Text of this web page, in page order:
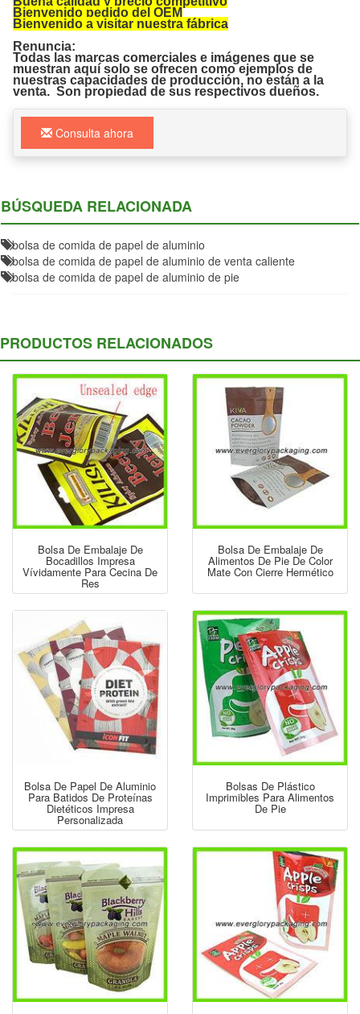
Bienvenido pedido del OEM
Bienvenido a visitar nuestra fábrica
Renuncia:
Todas las marcas comerciales e imágenes que se
muestran aquí solo se ofrecen como ejemplos de
nuestras capacidades de producción, no están a la
venta. Son propiedad de sus respectivos dueños.
Consulta ahora
BÚSQUEDA RELACIONADA
bolsa de comida de papel de aluminio
bolsa de comida de papel de aluminio de venta caliente
bolsa de comida de papel de aluminio de pie
PRODUCTOS RELACIONADOS
Bolsa De Embalaje De
Bocadillos Impresa
Vívidamente Para Cecina De
Res
Bolsa De Embalaje De
Alimentos De Pie De Color
Mate Con Cierre Hermético
Bolsa De Papel De Aluminio
Para Batidos De Proteínas
Dietéticos Impresa
Personalizada
Bolsas De Plástico
Imprimibles Para Alimentos
De Pie